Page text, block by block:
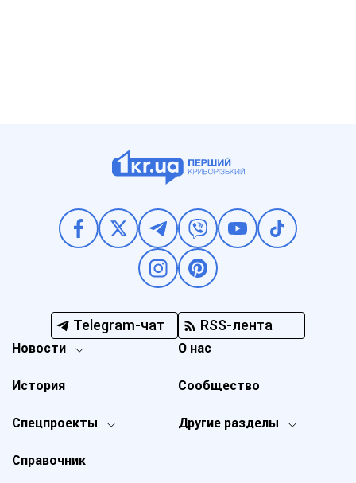
Telegram-чат RSS-лента
Новости
Спецпроекты Другие разделы
История
О нас
Справочник
Сообщество